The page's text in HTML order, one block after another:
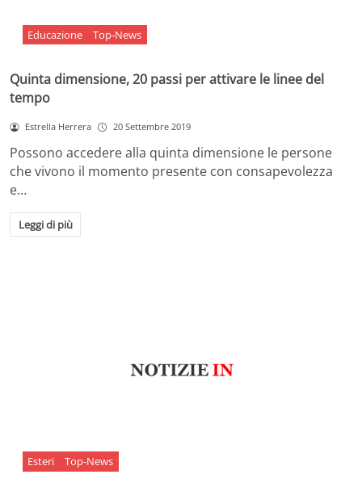
Educazione Top-News
Quinta dimensione, 20 passi per attivare le linee del
tempo
Estrella Herrera 20 Settembre 2019
Possono accedere alla quinta dimensione le persone
che vivono il momento presente con consapevolezza
e…
Leggi di più
Esteri Top-News